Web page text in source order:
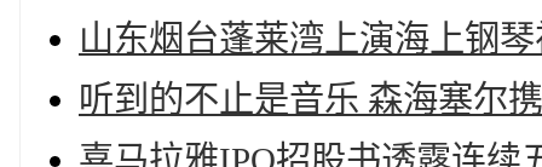
山东烟台蓬莱湾上演海上钢
听到的不止是音乐 森海塞尔